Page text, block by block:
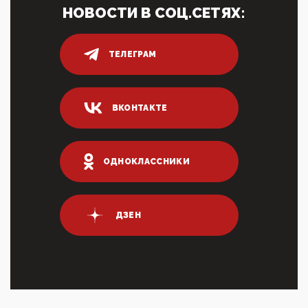
05:52, 10 Апреля 2026
80% сирийцев в ФРГ должны вернуться на родину.
Он это ...
04:47, 10 Апреля 2026
ИНН для переводов по СБП это первый шаг из
логических двухЗаполнение ИНН при любых
переводах по ...
03:35, 10 Апреля 2026
Суммарное вознаграждение менеджменту в 15
крупных банках по итогам 2025 года превысило 63
млрд руб. ...
Террорист и убийца Буданов вальяжно сообщил,
что союзники просили Киев не наносить удары по
энергети...
НОВОСТИ В СОЦ.СЕТЯХ:
ТЕЛЕГРАМ
ВКОНТАКТЕ
ОДНОКЛАССНИКИ
ДЗЕН